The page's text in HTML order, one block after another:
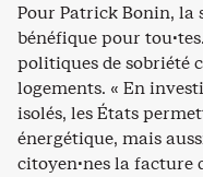
Pour Patrick Bonin, la
bénéfique pour
politiques de sobriété
logements. « En
isolés, les États
énergétique, mais
citoyen·nes la facture